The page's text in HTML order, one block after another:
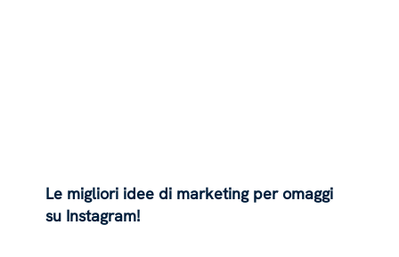
Le migliori idee di marketing per omaggi
su Instagram!